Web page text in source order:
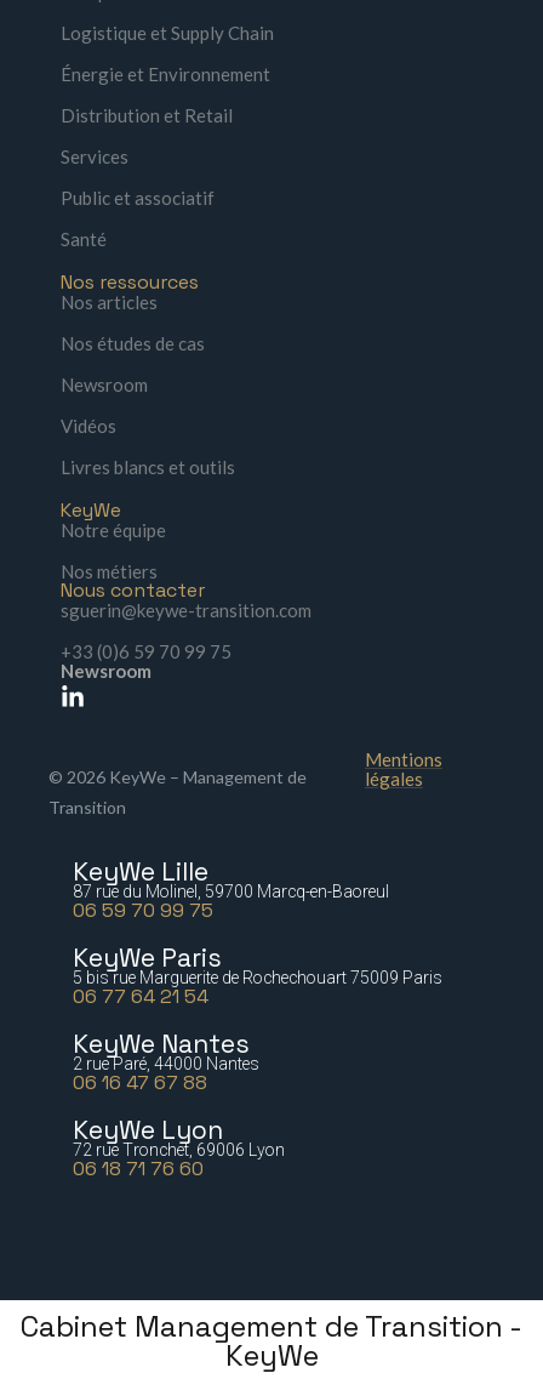
Logistique et Supply Chain
Énergie et Environnement
Distribution et Retail
Services
Public et associatif
Santé
Nos ressources
Nos articles
Nos études de cas
Newsroom
Vidéos
Livres blancs et outils
KeyWe
Notre équipe
Nos métiers
Nous contacter
sguerin@keywe-transition.com
+33 (0)6 59 70 99 75
Newsroom
© 2026 KeyWe – Management de
Transition
Mentions
légales
KeyWe Lille
87 rue du Molinel, 59700 Marcq-en-Baoreul
06 59 70 99 75
KeyWe Paris
5 bis rue Marguerite de Rochechouart 75009 Paris
06 77 64 21 54
KeyWe Nantes
2 rue Paré, 44000 Nantes
06 16 47 67 88
KeyWe Lyon
72 rue Tronchet, 69006 Lyon
06 18 71 76 60
Cabinet Management de Transition -
KeyWe